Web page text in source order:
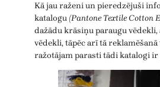
Kā jau raženi un pieredzējuši
katalogu (Pantone Textile Cotton
dažādu krāsiņu paraugu
vēdekli, tāpēc arī tā
ražotājam parasti tādi katalogi ir